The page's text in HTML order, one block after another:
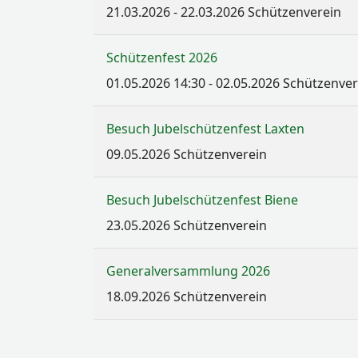
21.03.2026-22.03.2026Schützenverein
Schützenfest 2026
01.05.2026 14:30-02.05.2026
Besuch Jubelschützenfest Laxten
09.05.2026Schützenverein
Besuch Jubelschützenfest Biene
23.05.2026Schützenverein
Generalversammlung 2026
18.09.2026Schützenverein